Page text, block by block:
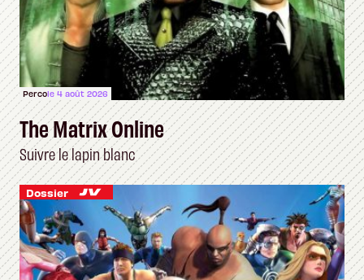
Percole 4 août 2026
The Matrix Online
Suivre le lapin blanc
Dossier